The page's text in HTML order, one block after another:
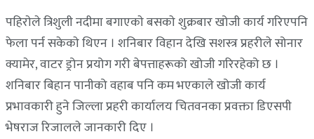
पहिराेले त्रिशुली नदीमा बगाएकाे बसकाे शुक्रबार खोजी कार्य गरिएपनि
फेला पर्न सकेकाे थिएन । शनिबार विहान देखि सशस्त्र प्रहरीले सोनार
क्यामेर, वाटर ड्रोन प्रयोग गरी बेपत्ताहरूको खोजी गरिरहेको छ ।
शनिबार बिहान पानीको वहाब पनि कम भएकाले खोजी कार्य
प्रभावकारी हुने जिल्ला प्रहरी कार्यालय चितवनका प्रवक्ता डिएसपी
भेषराज रिजालले जानकारी दिए ।